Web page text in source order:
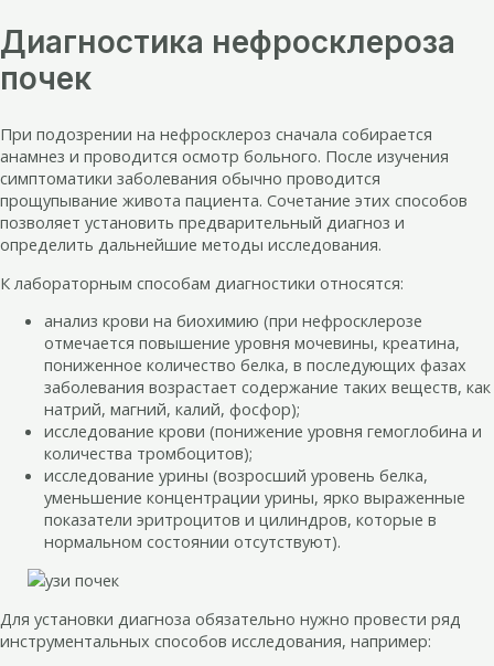
Диагностика нефросклероза
почек
При подозрении на нефросклероз сначала собирается
анамнез и проводится осмотр больного. После изучения
симптоматики заболевания обычно проводится
прощупывание живота пациента. Сочетание этих способов
позволяет установить предварительный диагноз и
определить дальнейшие методы исследования.
К лабораторным способам диагностики относятся:
анализ крови на биохимию (при нефросклерозе
отмечается повышение уровня мочевины, креатина,
пониженное количество белка, в последующих фазах
заболевания возрастает содержание таких веществ, как
натрий, магний, калий, фосфор);
исследование крови (понижение уровня гемоглобина и
количества тромбоцитов);
исследование урины (возросший уровень белка,
уменьшение концентрации урины, ярко выраженные
показатели эритроцитов и цилиндров, которые в
нормальном состоянии отсутствуют).
Для установки диагноза обязательно нужно провести ряд
инструментальных способов исследования, например: